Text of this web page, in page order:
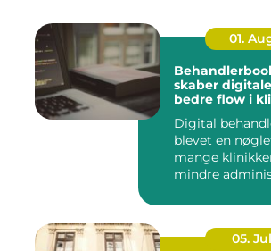
01.
skaber
bedre flow i
Digital
blevet en
mange
mindre
05. Jul